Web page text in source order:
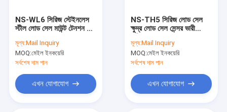
NS-WL6 সিরিজ স্টেইনলেস
স্টীল লোড সেল মাউন্ট টেনশন চাপ
মূল্য:Mail Inquiry
MOQ:মেইল ইনকয়েরি
সর্বশেষ দাম পান
এখন যোগাযোগ
NS-TH5 সিরিজ লোড সেল
ক্ষুদ্র লোড সেল সেন্সর ভারী
মূল্য:Mail Inquiry
MOQ:মেইল ইনকয়েরি
সর্বশেষ দাম পান
এখন যোগাযোগ